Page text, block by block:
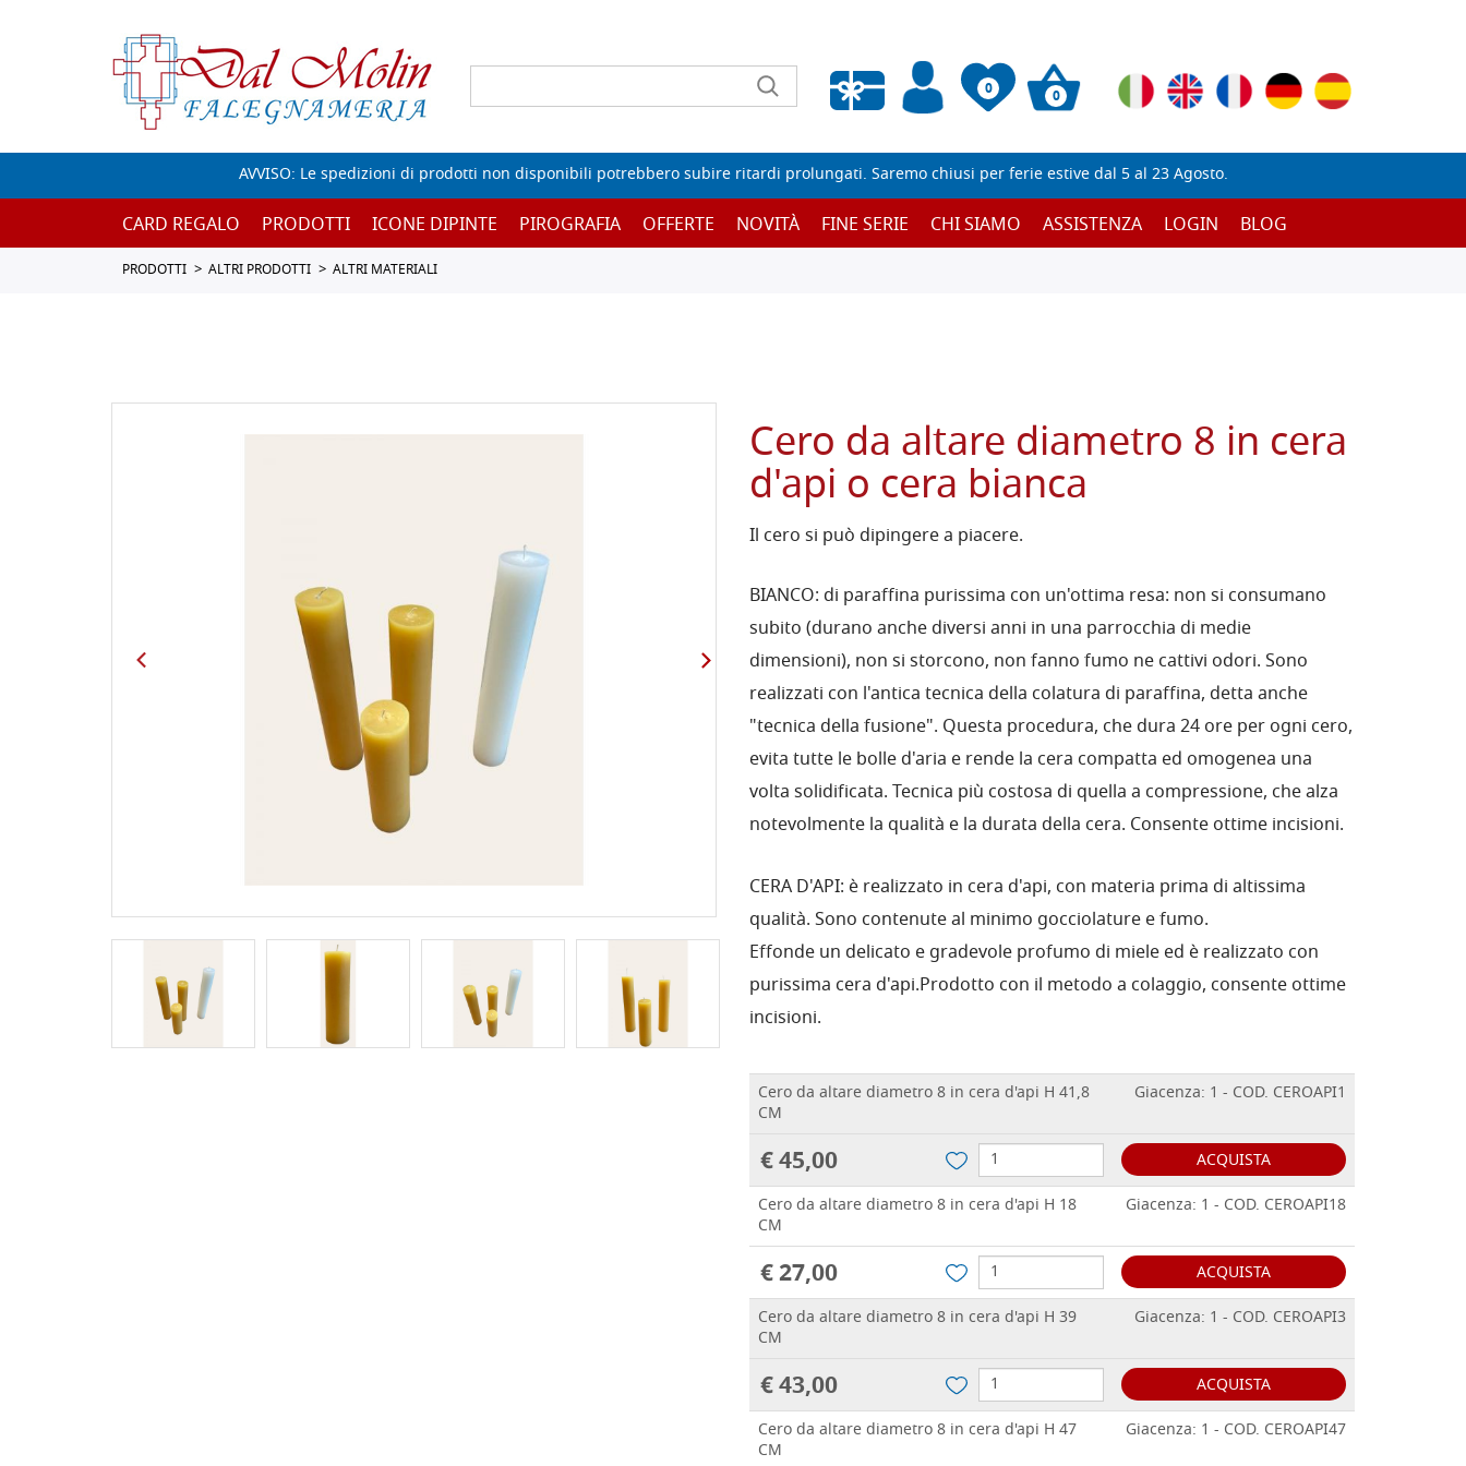
0
Wishlist vuota
0
AVVISO: Le spedizioni di prodotti non disponibili potrebbero subire ritardi prolungati. Saremo chiusi per ferie estive dal 5 al 23 Agosto.
CARD REGALO PRODOTTI ICONE DIPINTE PIROGRAFIA OFFERTE NOVITÀ FINE SERIE CHI SIAMO ASSISTENZA LOGIN BLOG
PRODOTTI ALTRI PRODOTTI ALTRI MATERIALI
Cero da altare diametro 8 in cera
d'api o cera bianca
Il cero si può dipingere a piacere.
BIANCO: di paraffina purissima con un'ottima resa: non si consumano
subito (durano anche diversi anni in una parrocchia di medie
dimensioni), non si storcono, non fanno fumo ne cattivi odori. Sono
realizzati con l'antica tecnica della colatura di paraffina, detta anche
"tecnica della fusione". Questa procedura, che dura 24 ore per ogni cero,
evita tutte le bolle d'aria e rende la cera compatta ed omogenea una
volta solidificata. Tecnica più costosa di quella a compressione, che alza
notevolmente la qualità e la durata della cera. Consente ottime incisioni.
CERA D'API: è realizzato in cera d'api, con materia prima di altissima
qualità. Sono contenute al minimo gocciolature e fumo.
Effonde un delicato e gradevole profumo di miele ed è realizzato con
purissima cera d'api.Prodotto con il metodo a colaggio, consente ottime
incisioni.
Cero da altare diametro 8 in cera d'api H 41,8
CM
Giacenza: 1 - COD. CEROAPI1
€ 45,00
ACQUISTA
Cero da altare diametro 8 in cera d'api H 18
CM
Giacenza: 1 - COD. CEROAPI18
€ 27,00
ACQUISTA
Cero da altare diametro 8 in cera d'api H 39
CM
Giacenza: 1 - COD. CEROAPI3
€ 43,00
ACQUISTA
Cero da altare diametro 8 in cera d'api H 47
CM
Giacenza: 1 - COD. CEROAPI47